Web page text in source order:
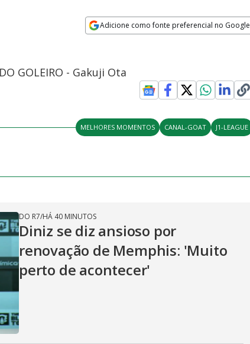
Adicione como fonte preferencial no Google
GOLEIRO - Gakuji Ota
MELHORES MOMENTOS CANAL-GOAT J1-LEAGUE
DO R7/HÁ 40 MINUTOS
Diniz se diz ansioso por
renovação de Memphis: 'Muito
perto de acontecer'